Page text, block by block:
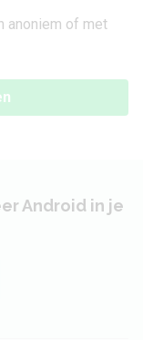
anoniem of met
Android in je